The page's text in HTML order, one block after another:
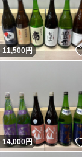
11,500円
14,000円